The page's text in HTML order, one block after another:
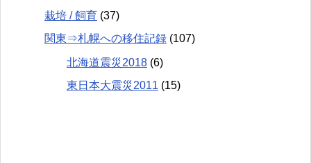
栽培 / 飼育 (37)
関東⇒札幌への移住記録 (107)
北海道震災2018 (6)
東日本大震災2011 (15)